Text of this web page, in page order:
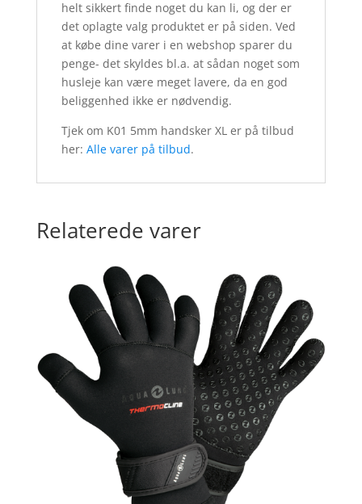
helt sikkert finde noget du kan li, og der er
det oplagte valg produktet er på siden. Ved
at købe dine varer i en webshop sparer du
penge- det skyldes bl.a. at sådan noget som
husleje kan være meget lavere, da en god
beliggenhed ikke er nødvendig.
Tjek om K01 5mm handsker XL er på tilbud
her: Alle varer på tilbud.
Relaterede varer